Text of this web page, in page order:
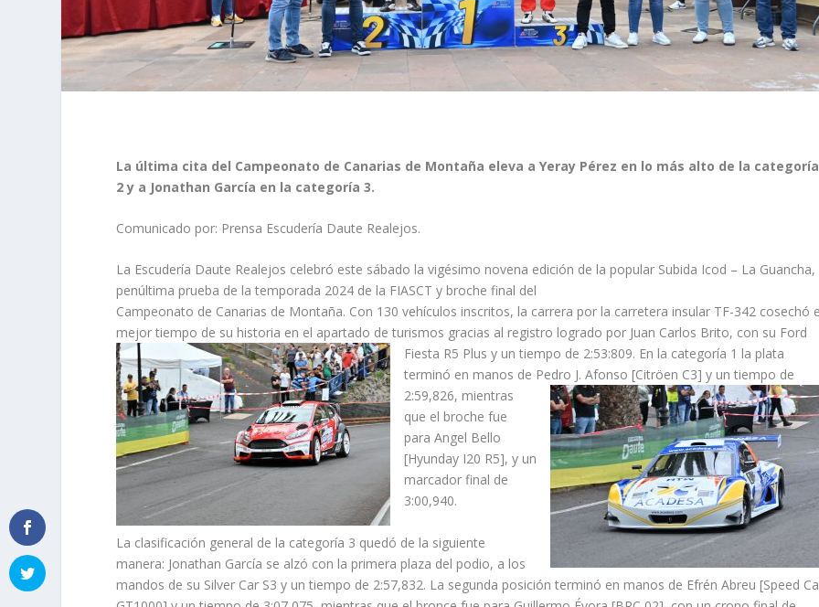
La última cita del Campeonato de Canarias de Montaña eleva a Yeray Pérez en lo más alto de la categoría
2 y a Jonathan García en la categoría 3.
Comunicado por: Prensa Escudería Daute Realejos.
La Escudería Daute Realejos celebró este sábado la vigésimo novena edición de la popular Subida Icod – La Guancha,
penúltima prueba de la temporada 2024 de la FIASCT y broche final del
Campeonato de Canarias de Montaña. Con 130 vehículos inscritos, la carrera por la carretera insular TF-342 cosechó
mejor tiempo de su historia en el apartado de turismos gracias al registro logrado por Juan Carlos Brito, con su Ford
Fiesta R5 Plus y un tiempo de 2:53:809. En la categoría 1 la plata
terminó en manos de Pedro J. Afonso [Citröen C3] y un tiempo de
2:59,826, mientras
que el broche fue
para Angel Bello
[Hyunday I20 R5], y un
marcador final de
3:00,940.
La clasificación general de la categoría 3 quedó de la siguiente
manera: Jonathan García se alzó con la primera plaza del podio, a los
mandos de su Silver Car S3 y un tiempo de 2:57,832. La segunda posición terminó en manos de Efrén Abreu [Speed